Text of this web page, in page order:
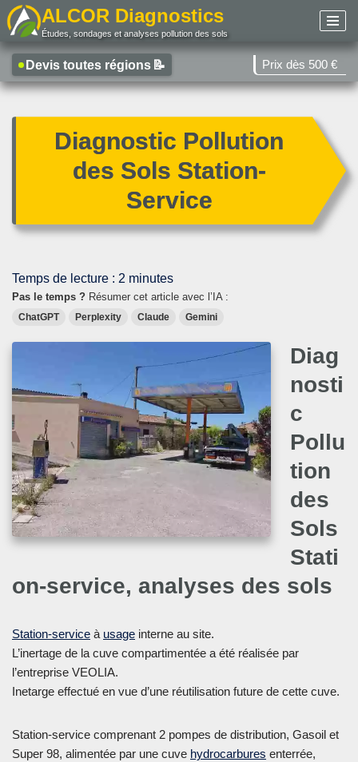
au
contenu
ALCOR Diagnostics
Études, sondages et analyses pollution des sols
Devis toutes régions 📝 Prix dès 500 €
Diagnostic Pollution
des Sols Station-
Service
Temps de lecture : 2 minutes
Pas le temps ? Résumer cet article avec l’IA :
ChatGPT Perplexity Claude Gemini
Diag
nosti
c
Pollu
tion
des
Sols
Stati
on-service, analyses des sols
Station-service à usage interne au site.
L’inertage de la cuve compartimentée a été réalisée par
l’entreprise VEOLIA.
Inetarge effectué en vue d’une réutilisation future de cette cuve.
Station-service comprenant 2 pompes de distribution, Gasoil et
Super 98, alimentée par une cuve hydrocarbures enterrée,